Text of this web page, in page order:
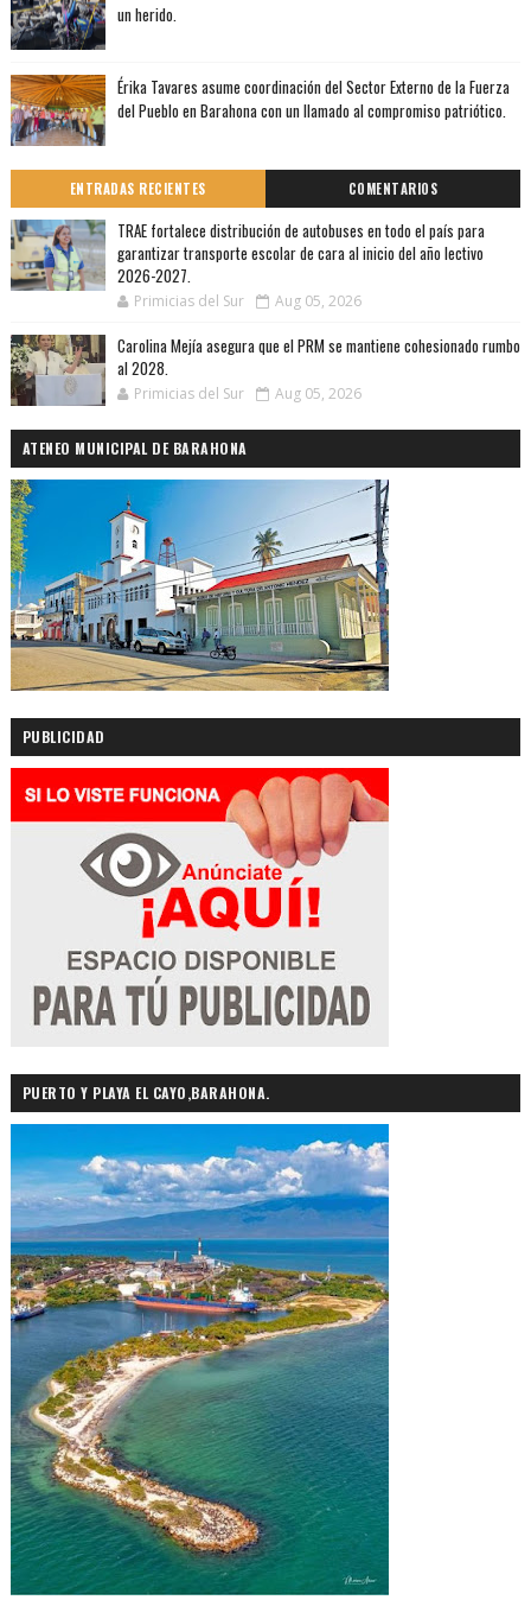
un herido.
Érika Tavares asume coordinación del Sector Externo de la Fuerza
del Pueblo en Barahona con un llamado al compromiso patriótico.
ENTRADAS RECIENTES COMENTARIOS
TRAE fortalece distribución de autobuses en todo el país para
garantizar transporte escolar de cara al inicio del año lectivo
2026-2027.
Primicias del Sur Aug 05, 2026
Carolina Mejía asegura que el PRM se mantiene cohesionado rumbo
al 2028.
Primicias del Sur Aug 05, 2026
ATENEO MUNICIPAL DE BARAHONA
PUBLICIDAD
PUERTO Y PLAYA EL CAYO,BARAHONA.